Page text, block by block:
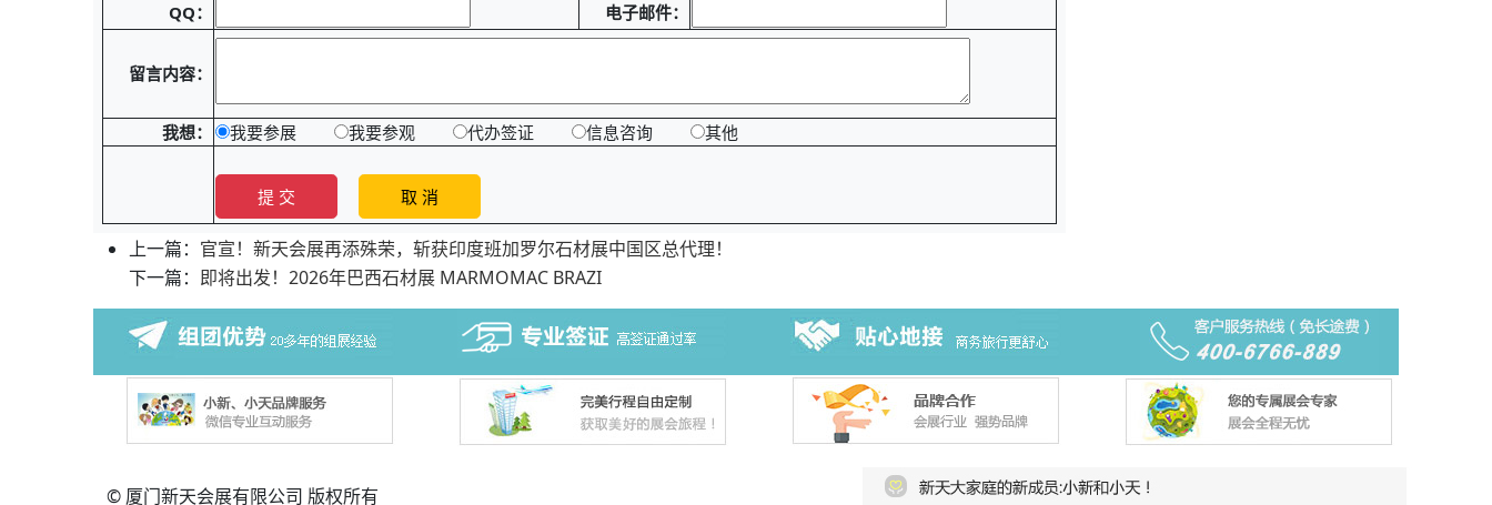
QQ：
电子邮件：
留言内容：
我想： 我要参展 我要参观 代办签证 信息咨询 其他
上一篇： 官宣！新天会展再添殊荣，斩获印度班加罗尔石材展中国区总代理！
下一篇： 即将出发！2026年巴西石材展 MARMOMAC BRAZI
© 厦门新天会展有限公司 版权所有